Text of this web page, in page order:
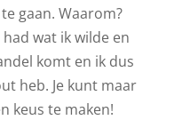
gaan. Waarom?
wat ik wilde en
komt en ik dus
heb. Je kunt maar
keus te maken!